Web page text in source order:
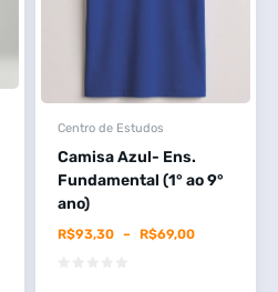
Centro de Estudos
Camisa Azul- Ens.
Fundamental (1° ao 9°
ano)
R$69,00
–
R$93,30